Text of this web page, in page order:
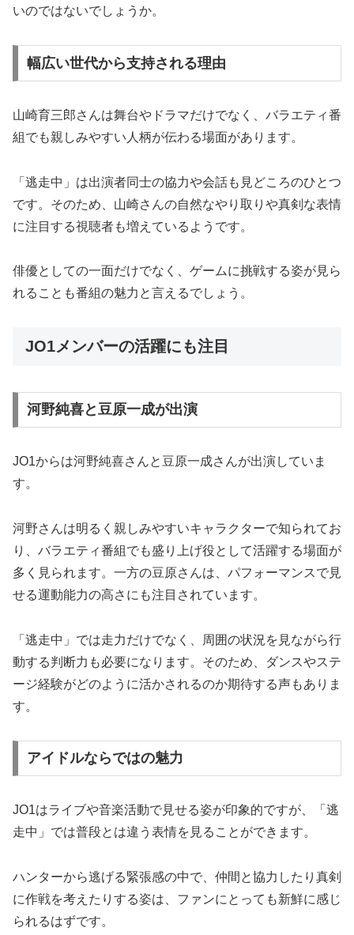
いのではないでしょうか。
幅広い世代から支持される理由
山崎育三郎さんは舞台やドラマだけでなく、バラエティ番
組でも親しみやすい人柄が伝わる場面があります。
「逃走中」は出演者同士の協力や会話も見どころのひとつ
です。そのため、山崎さんの自然なやり取りや真剣な表情
に注目する視聴者も増えているようです。
俳優としての一面だけでなく、ゲームに挑戦する姿が見ら
れることも番組の魅力と言えるでしょう。
JO1メンバーの活躍にも注目
河野純喜と豆原一成が出演
JO1からは河野純喜さんと豆原一成さんが出演していま
す。
河野さんは明るく親しみやすいキャラクターで知られてお
り、バラエティ番組でも盛り上げ役として活躍する場面が
多く見られます。一方の豆原さんは、パフォーマンスで見
せる運動能力の高さにも注目されています。
「逃走中」では走力だけでなく、周囲の状況を見ながら行
動する判断力も必要になります。そのため、ダンスやステ
ージ経験がどのように活かされるのか期待する声もありま
す。
アイドルならではの魅力
JO1はライブや音楽活動で見せる姿が印象的ですが、「逃
走中」では普段とは違う表情を見ることができます。
ハンターから逃げる緊張感の中で、仲間と協力したり真剣
に作戦を考えたりする姿は、ファンにとっても新鮮に感じ
られるはずです。